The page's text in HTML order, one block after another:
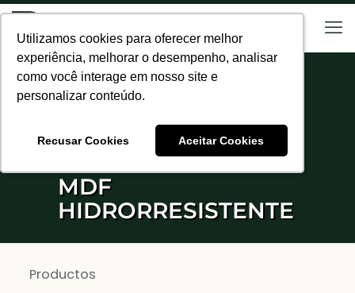
Utilizamos cookies para oferecer melhor
experiência, melhorar o desempenho, analisar
como você interage em nosso site e
personalizar conteúdo.
Recusar Cookies Aceitar Cookies
Utilizamos cookies para oferecer melhor
experiência, melhorar o desempenho, analisar
como você interage em nosso site e
personalizar conteúdo.
Recusar Cookies Aceitar Cookies
MDF
HIDRORRESISTENTE
Productos